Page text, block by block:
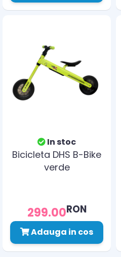
In stoc
Bicicleta DHS B-Bike
verde
299.00RON
Adauga in cos